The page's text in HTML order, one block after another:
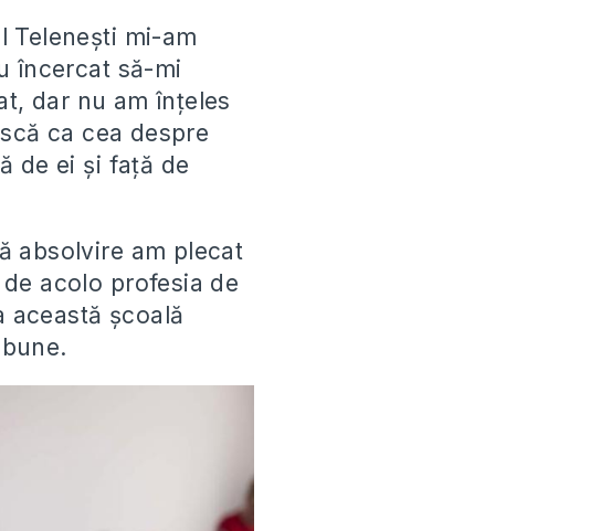
Telenești mi-am
încercat să-mi
dar nu am înțeles
ca cea despre
de ei și față de
absolvire am plecat
acolo profesia de
această școală